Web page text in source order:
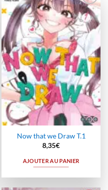
Ajouter
à la
wishlist
Now that we Draw T.1
8,35€
AJOUTER AU PANIER